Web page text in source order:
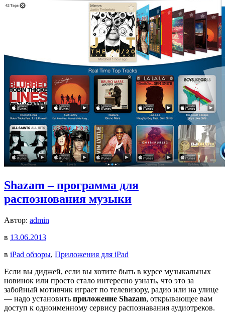
Shazam – программа для
распознования музыки
Автор: admin
в 13.06.2013
в iPad обзоры, Приложения для iPad
Если вы диджей, если вы хотите быть в курсе музыкальных
новинок или просто стало интересно узнать, что это за
забойный мотивчик играет по телевизору, радио или на улице
— надо установить приложение Shazam, открывающее вам
доступ к одноименному сервису распознавания аудиотреков.